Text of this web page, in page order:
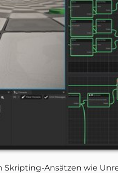
Skripting-Ansätzen wie